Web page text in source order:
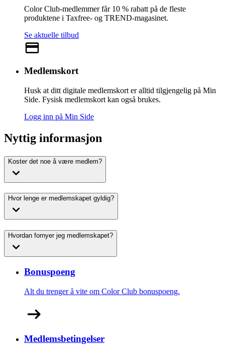
Color Club-medlemmer får 10 % rabatt på de fleste
produktene i Taxfree- og TREND-magasinet.
Se aktuelle tilbud
Medlemskort
Husk at ditt digitale medlemskort er alltid tilgjengelig på Min
Side. Fysisk medlemskort kan også brukes.
Logg inn på Min Side
Nyttig informasjon
Koster det noe å være medlem?
Hvor lenge er medlemskapet gyldig?
Hvordan fornyer jeg medlemskapet?
Bonuspoeng
Alt du trenger å vite om Color Club bonuspoeng.
Medlemsbetingelser